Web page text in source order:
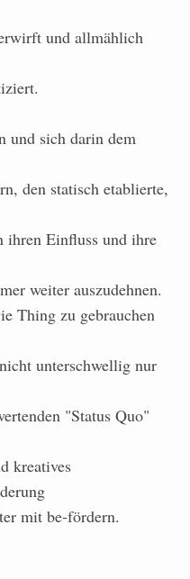
und allmählich
und sich darin dem
den statisch etablierte,
ihren Einfluss und ihre
weiter auszudehnen.
Thing zu gebrauchen
unterschwellig nur
"Status Quo"
kreatives
mit be-fördern.